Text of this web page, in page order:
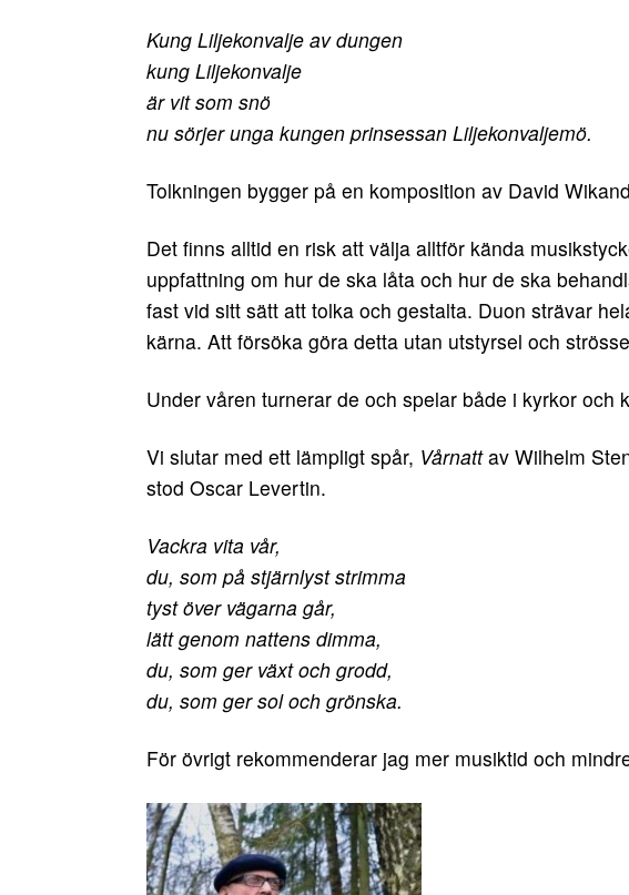
Kung Liljekonvalje av dungen
kung Liljekonvalje
är vit som snö
nu sörjer unga kungen prinsessan Liljekonvaljemö.
Tolkningen bygger på en komposition av David
Det finns alltid en risk att välja alltför kända
uppfattning om hur de ska låta och hur de ska
fast vid sitt sätt att tolka och gestalta. Duon strävar
kärna. Att försöka göra detta utan utstyrsel och
Under våren turnerar de och spelar både i kyrkor och
Vi slutar med ett lämpligt spår, Vårnattav Wilhelm
stod Oscar Levertin.
Vackra vita vår,
du, som på stjärnlyst strimma
tyst över vägarna går,
lätt genom nattens dimma,
du, som ger växt och grodd,
du, som ger sol och grönska.
För övrigt rekommenderar jag mer musiktid och